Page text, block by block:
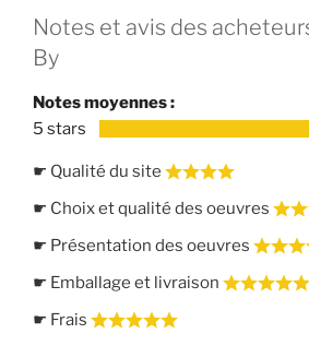
Notes et avis des
By
Notes moyennes :
5 stars
☛ Qualité du site
☛ Choix et qualité des oeuvres
☛ Présentation des oeuvres
☛ Emballage et livraison
☛ Frais